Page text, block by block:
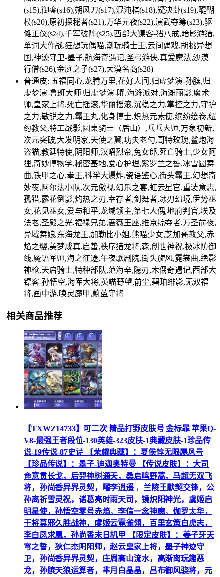
(s15),御銮(s16),朔风刀(s17),混沌棋(s18),疑决卦(s19),醍醐
杖(s20),原初探秘者(s21),万华元夜(s22),演武夺筹(s23),驱
傩正仪(s24),千军破阵(s25),西部大镖客-猪八戒,暗影游猎,
单词大作战,狂想玩偶喵,潮玩骑士王,云间偶戏,胡桃异想
国,神迹守卫-墨子,航海奇遇记,圣弓游侠,真爱魔法,沙漠
行僧(s26),金庭之子(s27),大漠名商(s28)
普通皮: 五福同心,龙腾万里,花好人间,归虚梦演-孙膑,归
虚梦演-鲁班大师,归虚梦演-曜,海滩派对,海滩丽影,魔术
师,皇家上将,死亡摇滚,华丽摇滚,沉稳之力,掌控之力,守护
之力,敏锐之力,霸王丸,化身博士,炽热元素使,缤纷绘卷,纽
约教父,特工战影,圆桌骑士（盾山）,乓乓大师,万象初新,
次元突破,大发明家,天使之翼,功夫老勺,哥特玫瑰,鲨炮海
盗猫,教廷特使,阴阳师,汉昭烈帝,兔女郎,死亡骑士,少女阿
狸,奇妙博物学,秘密基地,爱心护理,紫罗兰之誓,冰雪圆舞
曲,铁甲之心,拳王,科学大爆炸,瓷语鉴心,街头霸王,幻想奇
妙夜,阿尔法小队,次元傲视,幻乐之宴,虹云星官,重装意志,
孤猎,露花倒影,灼热之刃,幸存者,剑舞者,冰刃幻境,伊势巫
女,花见巫女,爱与和平,龙域领主,第七人偶,地府判官,埃及
法老,圣殿之光,福禄兄弟,蔷薇王座,维京掠夺者,万圣前夜,
异域舞娘,东海龙王,加勒比小姐,熊喵少女,芝加哥教父,赤
焰之缨,美梦成真,启蛰,秩序猎龙将,森,创世神祝,极冰防御
线,魇语军师,海之征途,午夜歌剧院,街头旋风,霓裳曲,绝影
神枪,天启骑士,特种部队,范海辛,隐刃,木偶奇遇记,西部大
镖客-孙悟空,海军大将,英喵野望,前尘,碧珀绯影,无双福
将,画中游,唤灵魔甲,蔚蓝守将
相关商品推荐
【TXWZ14733】可二次 精品打野皮肤号 金标暃 苹果Q-
V8-最强王者段位-130英雄-323皮肤-1典藏皮肤-1珍品传
说-19传说-87史诗 【荣耀典藏】：夏侯惇无限飓风号
【珍品传说】：墨子-迪迦奥特曼 【传说皮肤】：大司
命意贯长戈，后羿神树通天，桑启鸣野蒿，马超无双飞
将，孙尚香异界灵契，曜李逍遥 ，兰陵王默契交锋，公
孙离祈雪灵祝，诸葛亮时雨天司，镜炽阳神光，虞姬启
明星使，孙悟空零号赤焰，李信一念神魔，伽罗太华，
干将莫邪久胜战神，虞姬云霓雀翎，百里玄策白虎志，
李白凤求凰，孙尚香末日机甲 【限定皮肤】：姜子牙天
穹之誓，狄仁杰阴阳师，赵云皇家上将，墨子神迹守
卫，孙尚香异界灵契，庄周高山流水，高渐离玩趣恶
龙，孙膑天狼运算者，芈月白晶晶，吕布御风骁将，元